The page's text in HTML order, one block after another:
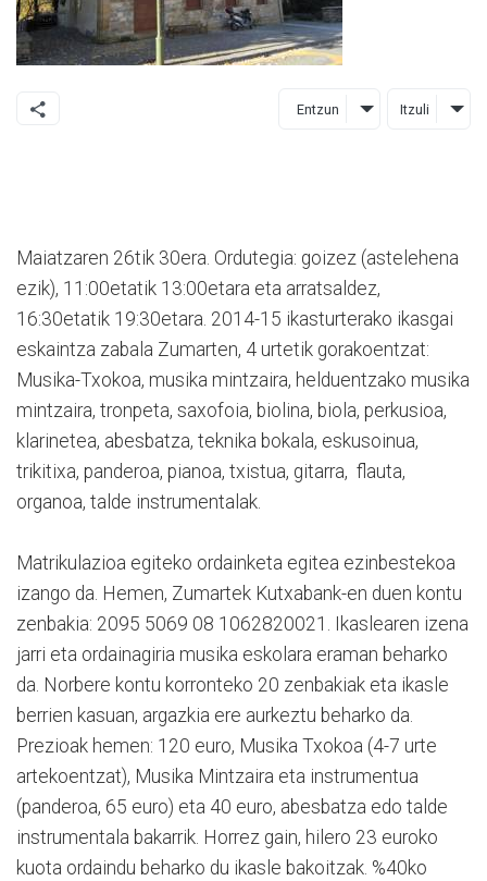
Entzun Itzuli
Maiatzaren 26tik 30era. Ordutegia: goizez (astelehena
ezik), 11:00etatik 13:00etara eta arratsaldez,
16:30etatik 19:30etara. 2014-15 ikasturterako ikasgai
eskaintza zabala Zumarten, 4 urtetik gorakoentzat:
Musika-Txokoa, musika mintzaira, helduentzako musika
mintzaira, tronpeta, saxofoia, biolina, biola, perkusioa,
klarinetea, abesbatza, teknika bokala, eskusoinua,
trikitixa, panderoa, pianoa, txistua, gitarra, flauta,
organoa, talde instrumentalak.
Matrikulazioa egiteko ordainketa egitea ezinbestekoa
izango da. Hemen, Zumartek Kutxabank-en duen kontu
zenbakia: 2095 5069 08 1062820021. Ikaslearen izena
jarri eta ordainagiria musika eskolara eraman beharko
da. Norbere kontu korronteko 20 zenbakiak eta ikasle
berrien kasuan, argazkia ere aurkeztu beharko da.
Prezioak hemen: 120 euro, Musika Txokoa (4-7 urte
artekoentzat), Musika Mintzaira eta instrumentua
(panderoa, 65 euro) eta 40 euro, abesbatza edo talde
instrumentala bakarrik. Horrez gain, hilero 23 euroko
kuota ordaindu beharko du ikasle bakoitzak. %40ko